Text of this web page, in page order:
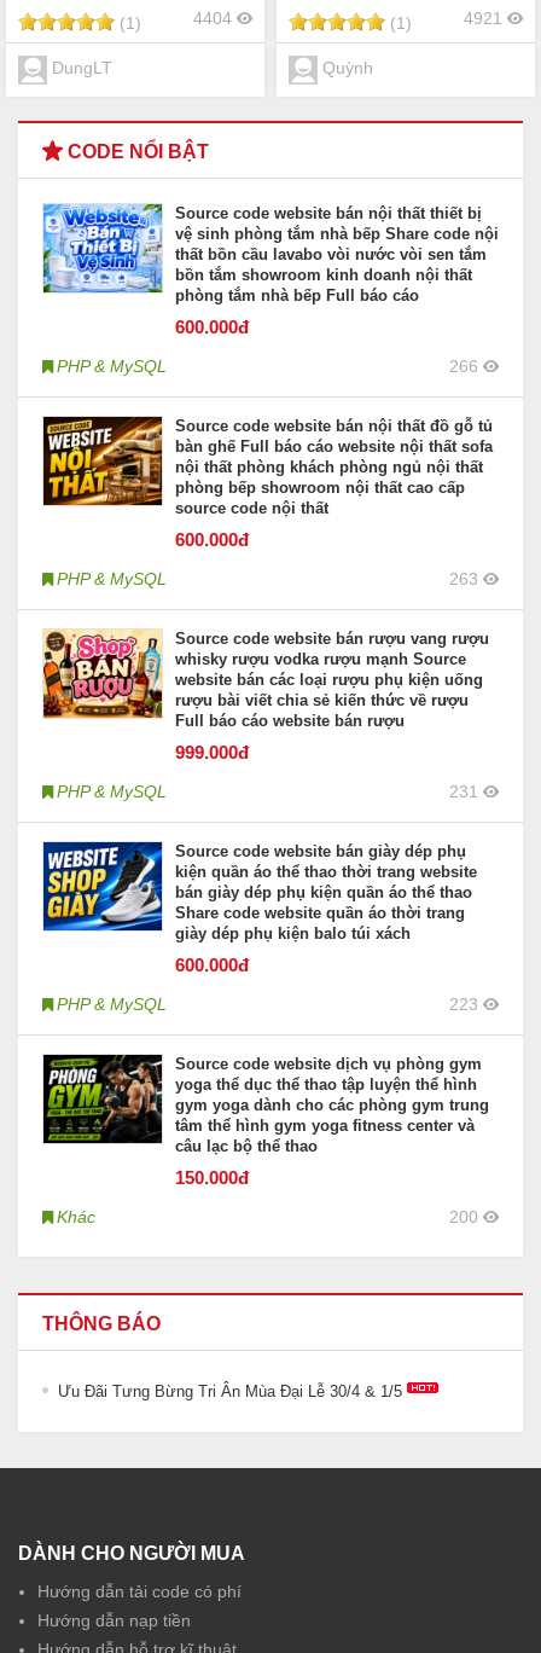
(1) 4404
DungLT
(1) 4921
Quỳnh
CODE NỔI BẬT
Source code website bán nội thất thiết bị
vệ sinh phòng tắm nhà bếp Share code nội
thất bồn cầu lavabo vòi nước vòi sen tắm
bồn tắm showroom kinh doanh nội thất
phòng tắm nhà bếp Full báo cáo
600.000đ
PHP & MySQL 266
Source code website bán nội thất đồ gỗ tủ
bàn ghế Full báo cáo website nội thất sofa
nội thất phòng khách phòng ngủ nội thất
phòng bếp showroom nội thất cao cấp
source code nội thất
600.000đ
PHP & MySQL 263
Source code website bán rượu vang rượu
whisky rượu vodka rượu mạnh Source
website bán các loại rượu phụ kiện uống
rượu bài viết chia sẻ kiến thức về rượu
Full báo cáo website bán rượu
999.000đ
PHP & MySQL 231
Source code website bán giày dép phụ
kiện quần áo thể thao thời trang website
bán giày dép phụ kiện quần áo thể thao
Share code website quần áo thời trang
giày dép phụ kiện balo túi xách
600.000đ
PHP & MySQL 223
Source code website dịch vụ phòng gym
yoga thể dục thể thao tập luyện thể hình
gym yoga dành cho các phòng gym trung
tâm thể hình gym yoga fitness center và
câu lạc bộ thể thao
150.000đ
Khác 200
THÔNG BÁO
Ưu Đãi Tưng Bừng Tri Ân Mùa Đại Lễ 30/4 & 1/5
DÀNH CHO NGƯỜI MUA
Hướng dẫn tải code có phí
Hướng dẫn nạp tiền
Hướng dẫn hỗ trợ kĩ thuật